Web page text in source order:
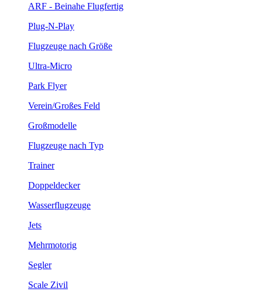
ARF - Beinahe Flugfertig
Plug-N-Play
Flugzeuge nach Größe
Ultra-Micro
Park Flyer
Verein/Großes Feld
Großmodelle
Flugzeuge nach Typ
Trainer
Doppeldecker
Wasserflugzeuge
Jets
Mehrmotorig
Segler
Scale Zivil